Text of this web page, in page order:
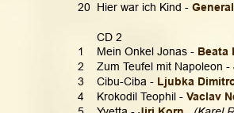
20  Hier war ich Kind -
      CD 2
1    Mein Onkel Jonas - Beata
2    Zum Teufel mit Napoleon -
3    Cibu-Ciba - Ljubka
4    Krokodil Teophil - Vaclav